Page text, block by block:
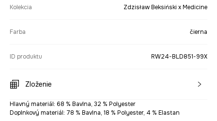
Kolekcia Zdzisław Beksiński x Medicine
Farba čierna
ID produktu RW24-BLD851-99X
Zloženie
Hlavný materiál: 68 % Bavlna, 32 % Polyester
Doplnkový materiál: 78 % Bavlna, 18 % Polyester, 4 % Elastan